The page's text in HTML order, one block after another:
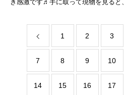
き感激です♬手に取って現物を見ると
1 2 3
7 8 9 10
14 15 16 17